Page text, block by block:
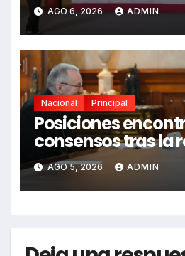
AGO 6, 2026 ADMIN
Nacional Principal
Posiciones
consensos tras la
Sheinbaum y
AGO 5, 2026 ADMIN